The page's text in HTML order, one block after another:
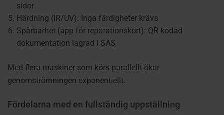
sidor
Härdning (IR/UV): Inga färdigheter krävs
Spårbarhet (app för reparationskort): QR-kodad
dokumentation lagrad i SAS
Med flera maskiner som körs parallellt ökar
genomströmningen exponentiellt.
Fördelarna med en fullständig uppställning